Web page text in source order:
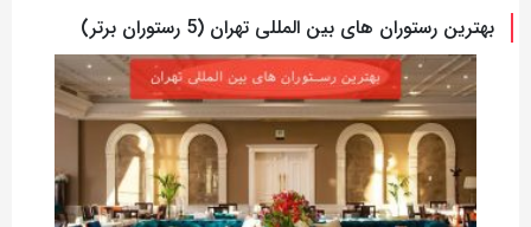
زیر
می‌توانید
بهترین رستوران های بین المللی تهران (5 رستوران برتر)
روش‌های
می‌توانید